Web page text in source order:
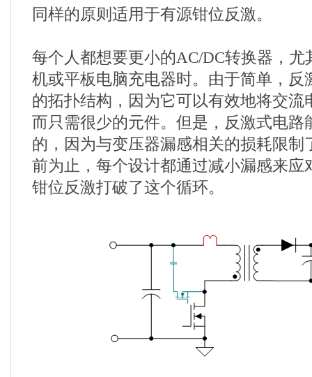
同样的原则适用于有源钳位反激。
每个人都想要更小的AC/DC转换器，尤
机或平板电脑充电器时。由于简单，反
的拓扑结构，因为它可以有效地将交流
而只需很少的元件。但是，反激式电路
的，因为与变压器漏感相关的损耗限制
前为止，每个设计都通过减小漏感来应
钳位反激打破了这个循环。